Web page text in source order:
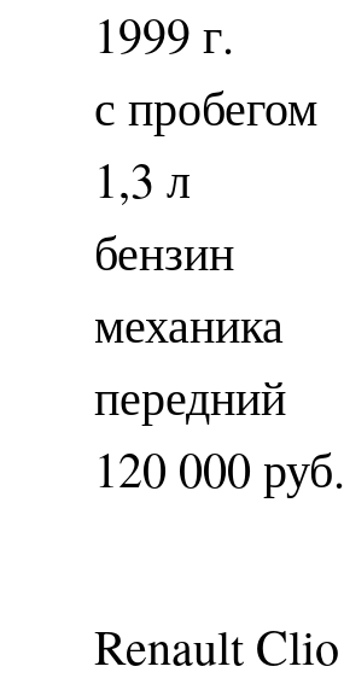
1999 г.
с пробегом
1,3 л
бензин
механика
передний
120 000 руб.
Renault Clio